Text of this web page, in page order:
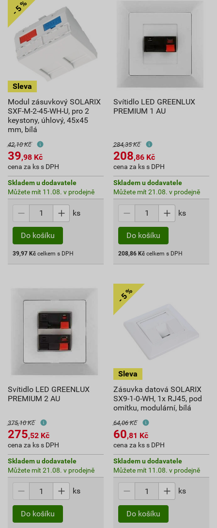
Modul zásuvkový SOLARIX
SXF-M-2-45-WH-U, pro 2
keystony, úhlový, 45x45
mm, bílá
42,10 Kč
39,98 Kč
cena za ks s DPH
Skladem u dodavatele
Můžete mít 11.08. v prodejně
ks
Do košíku
39,97 Kč celkem s DPH
Svítidlo LED GREENLUX
PREMIUM 1 AU
284,35 Kč
208,86 Kč
cena za ks s DPH
Skladem u dodavatele
Můžete mít 21.08. v prodejně
ks
Do košíku
208,86 Kč celkem s DPH
Svítidlo LED GREENLUX
PREMIUM 2 AU
375,10 Kč
275,52 Kč
cena za ks s DPH
Skladem u dodavatele
Můžete mít 21.08. v prodejně
ks
Do košíku
Zásuvka datová SOLARIX
SX9-1-0-WH, 1x RJ45, pod
omítku, modulární, bílá
64,06 Kč
60,81 Kč
cena za ks s DPH
Skladem u dodavatele
Můžete mít 11.08. v prodejně
ks
Do košíku